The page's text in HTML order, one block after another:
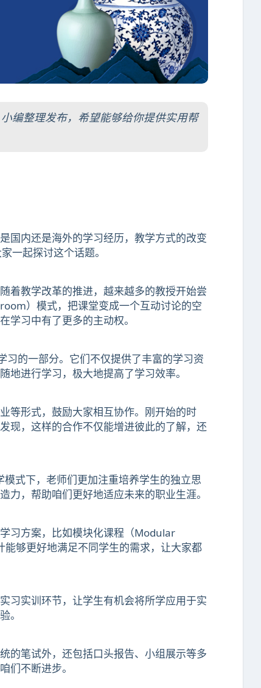
小编整理发布，希望能够给你提供实用帮
内还是海外的学习经历，教学方式的改变
一起探讨这个话题。
着教学改革的推进，越来越多的教授开始尝
）模式，把课堂变成一个互动讨论的空
学习中有了更多的主动权。
的一部分。它们不仅提供了丰富的学习资
进行学习，极大地提高了学习效率。
等形式，鼓励大家相互协作。刚开始的时
现，这样的合作不仅能增进彼此的了解，还
式下，老师们更加注重培养学生的独立思
，帮助咱们更好地适应未来的职业生涯。
习方案，比如模块化课程（Modular
够更好地满足不同学生的需求，让大家都
习实训环节，让学生有机会将所学应用于实
。
的笔试外，还包括口头报告、小组展示等多
们不断进步。